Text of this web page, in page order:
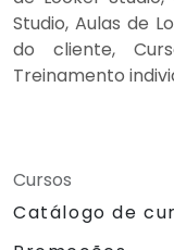
Studio, Aulas de
do cliente,
Treinamento
Cursos
Catálogo de